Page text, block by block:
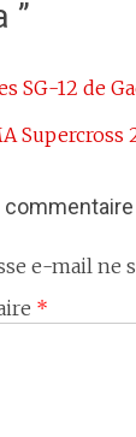
”
SG-12 de
commentaire
e-mail ne
*